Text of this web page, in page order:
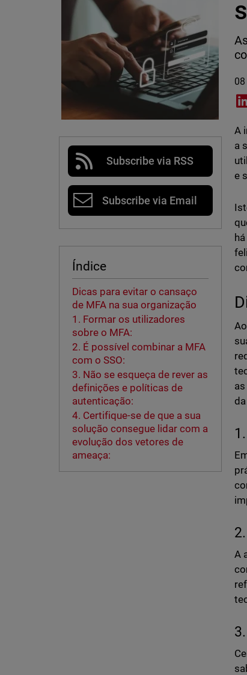
Subscribe via RSS
Subscribe via Email
Índice
Dicas para evitar o cansaço
de MFA na sua organização
1. Formar os utilizadores
sobre o MFA:
2. É possível combinar a MFA
com o SSO:
3. Não se esqueça de rever as
definições e políticas de
autenticação:
4. Certifique-se de que a sua
solução consegue lidar com a
evolução dos vetores de
ameaça:
A
a
e
A